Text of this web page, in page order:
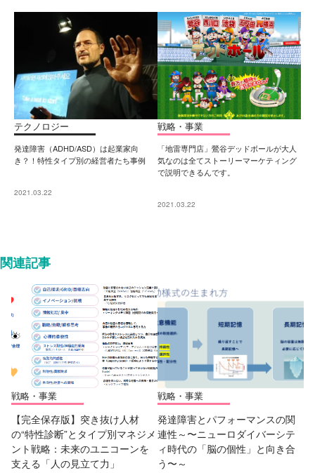
テクノロジー
発達障害（ADHD/ASD）は起業家向
き？！特性タイプ別の経営者たち事例
2021.03.22
戦略・事業
「地雷専門店」鶯谷デッドボールが大人
気なのは全てストーリーマーケティング
で説明できるんです。
2021.03.22
関連記事
戦略・事業
【完全保存版】突き抜け人材
の“特性診断”とタイプ別マネジメ
ント戦略：未来のユニコーンを
支える「人の見立て力」
戦略・事業
発達障害とパフォーマンスの関
連性～〜ニューロダイバーシテ
ィ時代の「脳の個性」と向き合
う〜～